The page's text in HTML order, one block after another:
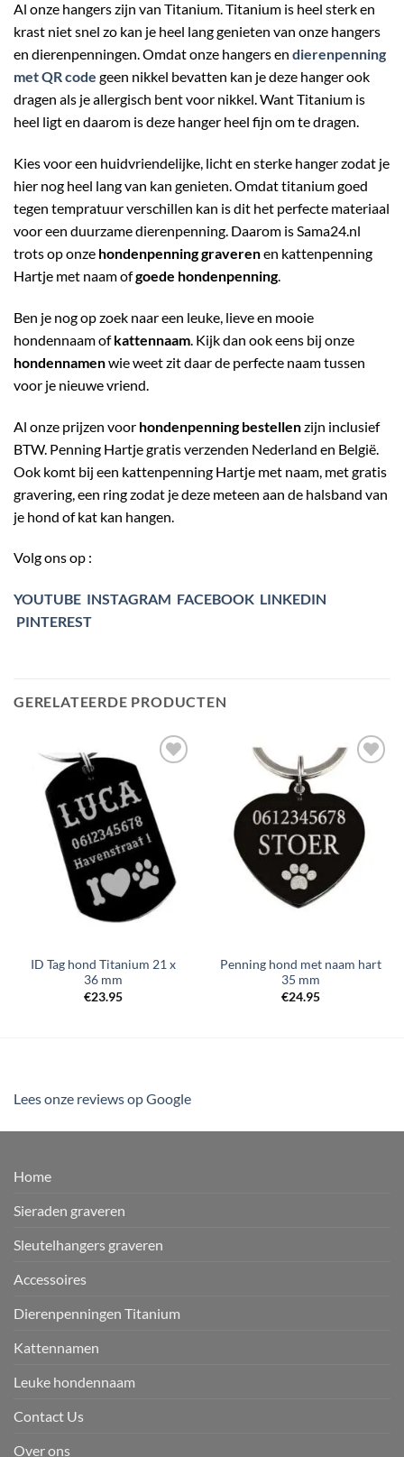
Al onze hangers zijn van Titanium. Titanium is heel sterk en
krast niet snel zo kan je heel lang genieten van onze hangers
en dierenpenningen. Omdat onze hangers en dierenpenning
met QR code geen nikkel bevatten kan je deze hanger ook
dragen als je allergisch bent voor nikkel. Want Titanium is
heel ligt en daarom is deze hanger heel fijn om te dragen.
Kies voor een huidvriendelijke, licht en sterke hanger zodat je
hier nog heel lang van kan genieten. Omdat titanium goed
tegen tempratuur verschillen kan is dit het perfecte materiaal
voor een duurzame dierenpenning. Daarom is Sama24.nl
trots op onze hondenpenning graverenen kattenpenning
Hartje met naam ofgoede hondenpenning.
Ben je nog op zoek naar een leuke, lieve en mooie
hondennaam ofkattennaam. Kijk dan ook eens bij onze
hondennamenwie weet zit daar de perfecte naam tussen
voor je nieuwe vriend.
Al onze prijzen voor hondenpenning bestellenzijn inclusief
BTW. Penning Hartje gratis verzenden Nederland en België.
Ook komt bij een kattenpenning Hartje met naam, met gratis
gravering, een ring zodat je deze meteen aan de halsband van
je hond of kat kan hangen.
Volg ons op :
YOUTUBE INSTAGRAM FACEBOOK LINKEDIN
PINTEREST
GERELATEERDE PRODUCTEN
Toevoegen
verlanglijst
ID Tag hond Titanium 21 x
36 mm
€23.95
verlanglijst
Penning hond met naam hart
35 mm
€24.95
Lees onze reviews op Google
Home
Sieraden graveren
Sleutelhangers graveren
Accessoires
Dierenpenningen Titanium
Kattennamen
Leuke hondennaam
Contact Us
Over ons